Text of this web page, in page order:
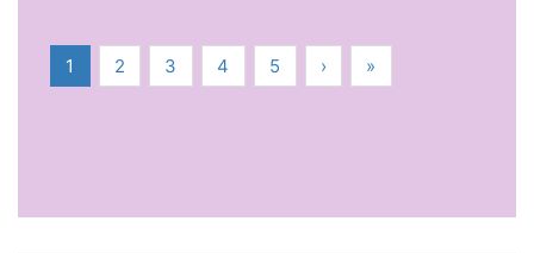
1 2 3 4 5 › »